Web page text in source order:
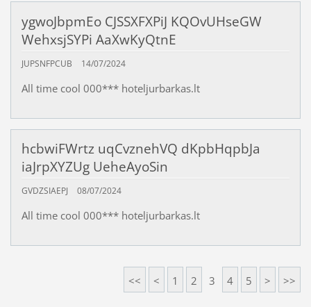
ygwoJbpmEo CJSSXFXPiJ KQOvUHseGW
WehxsjSYPi AaXwKyQtnE
JUPSNFPCUB 14/07/2024
All time cool 000*** hoteljurbarkas.lt
hcbwiFWrtz uqCvznehVQ dKpbHqpbJa
iaJrpXYZUg UeheAyoSin
GVDZSIAEPJ 08/07/2024
All time cool 000*** hoteljurbarkas.lt
<< < 1 2 3 4 5 > >>